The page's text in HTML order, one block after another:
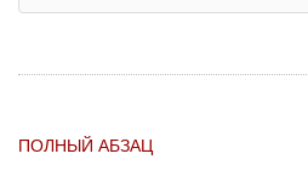
ПОЛНЫЙ АБЗАЦ